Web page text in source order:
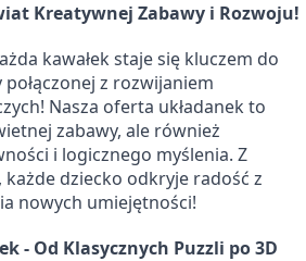
Kreatywnej Zabawy i Rozwoju!
kawałek staje się kluczem do
z rozwijaniem
Nasza oferta układanek to
zabawy, ale również
i logicznego myślenia. Z
każde dziecko odkryje radość z
nowych umiejętności!
- Od Klasycznych Puzzli po 3D